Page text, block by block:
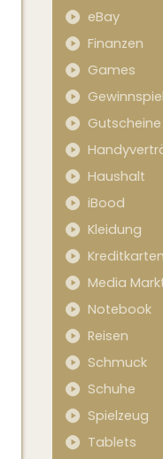
eBay
Finanzen
Games
Gutscheine
Haushalt
iBood
Kleidung
Kreditkarten
Media
Notebook
Reisen
Schmuck
Schuhe
Spielzeug
Tablets